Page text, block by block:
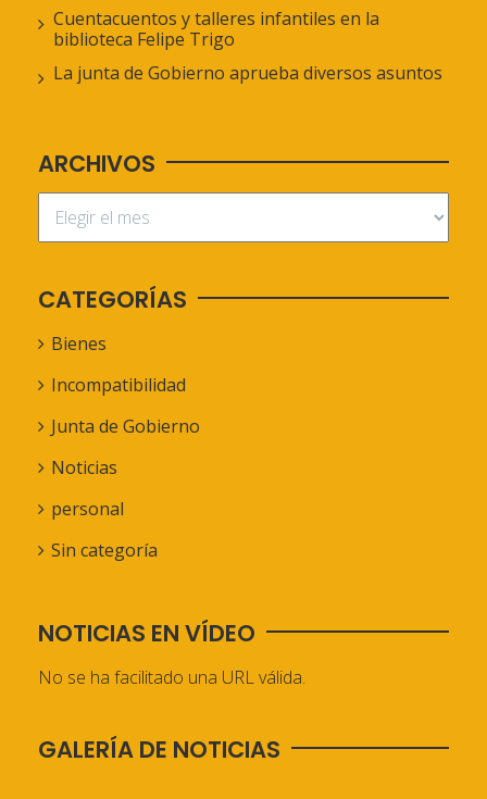
Cuentacuentos y talleres infantiles en la
biblioteca Felipe Trigo
La junta de Gobierno aprueba diversos asuntos
ARCHIVOS
CATEGORÍAS
Bienes
Incompatibilidad
Junta de Gobierno
Noticias
personal
Sin categoría
NOTICIAS EN VÍDEO
No se ha facilitado una URL válida.
GALERÍA DE NOTICIAS